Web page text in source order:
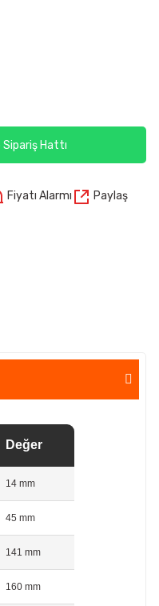
Hattı
Fiyatı Alarmı Paylaş
Değer
14 mm
45 mm
141 mm
160 mm